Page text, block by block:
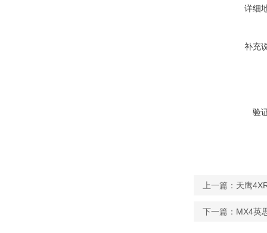
详细
补充
验
上一篇： 天鹰
下一篇： MX4英